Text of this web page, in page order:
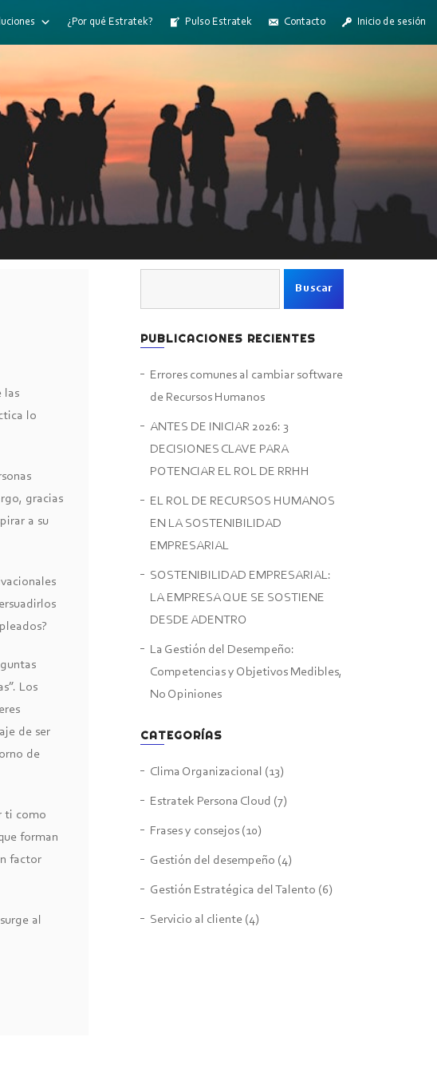
¿Por qué Estratek? Pulso Estratek Contacto Inicio de sesión
las
lo
gracias
a su
Los
de ser
de
ti como
forman
factor
al
PUBLICACIONES RECIENTES
Errores comunes al cambiar software
de Recursos Humanos
ANTES DE INICIAR 2026: 3
DECISIONES CLAVE PARA
POTENCIAR EL ROL DE RRHH
EL ROL DE RECURSOS HUMANOS
EN LA SOSTENIBILIDAD
EMPRESARIAL
SOSTENIBILIDAD EMPRESARIAL:
LA EMPRESA QUE SE SOSTIENE
DESDE ADENTRO
La Gestión del Desempeño:
Competencias y Objetivos Medibles,
No Opiniones
CATEGORÍAS
Clima Organizacional (13)
Estratek Persona Cloud (7)
Frases y consejos (10)
Gestión del desempeño (4)
Gestión Estratégica del Talento (6)
Servicio al cliente (4)